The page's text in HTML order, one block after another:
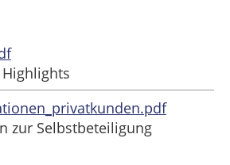
Highlights
zur Selbstbeteiligung